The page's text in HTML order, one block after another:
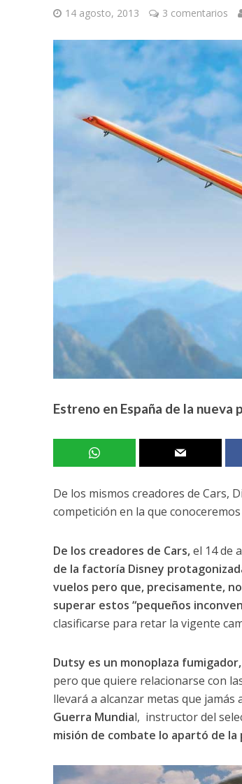
14 agosto, 2013 3 comentarios
Estreno en España de la
De los mismos creadores de Cars,
competición en la que
De los creadores de Cars,el 14 de
de la factoría Disney
vuelos pero que, precisamente,
superar estos “pequeños
clasificarse para retar la vigente
Dutsy es un monoplaza
pero que quiere relacionarse con
llevará a alcanzar metas que jamás
Guerra Mundial, instructor del
misión de combate lo apartó de